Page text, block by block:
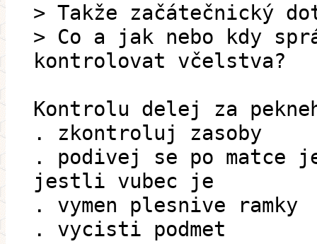
> Takže začátečnický
> Co a jak nebo kdy
kontrolovat včelstva?
Kontrolu delej za
. zkontroluj zasoby
. podivej se po matce
jestli vubec je
. vymen plesnive ramky
. vycisti podmet